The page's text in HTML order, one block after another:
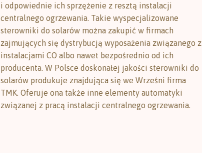
i odpowiednie ich sprzężenie z resztą instalacji
centralnego ogrzewania. Takie wyspecjalizowane
sterowniki do solarów można zakupić w firmach
zajmujących się dystrybucją wyposażenia związanego z
instalacjami CO albo nawet bezpośrednio od ich
producenta. W Polsce doskonałej jakości sterowniki do
solarów produkuje znajdująca się we Wrześni firma
TMK. Oferuje ona także inne elementy automatyki
związanej z pracą instalacji centralnego ogrzewania.